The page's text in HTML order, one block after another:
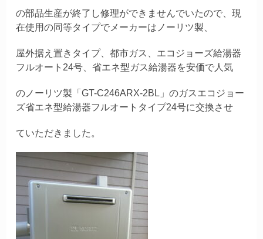
の部品生産が終了し修理ができませんでいたので、現
在使用の同等タイプでメーカーはノーリツ製、
屋外据え置きタイプ、都市ガス、エコジョーズ給湯器
フルオート24号、省エネ型ガス給湯器を安価で人気
のノーリ ツ製「GT-C246ARX-2BL」のガスエコジョー
ズ省エネ型給湯器フルオートタイプ24号に交換させ
ていただきました。